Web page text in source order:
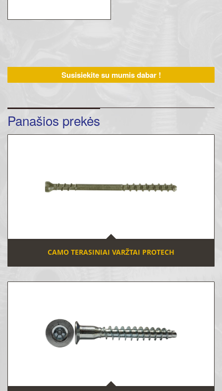
Susisiekite su mumis dabar !
Panašios prekės
CAMO TERASINIAI VARŽTAI PROTECH